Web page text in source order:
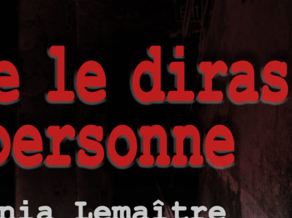
100 EXPRESSIONS
FRANÇAISES